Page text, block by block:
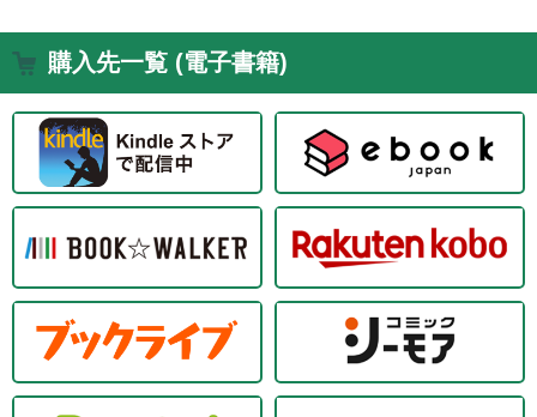
購入先一覧 (電子書籍)